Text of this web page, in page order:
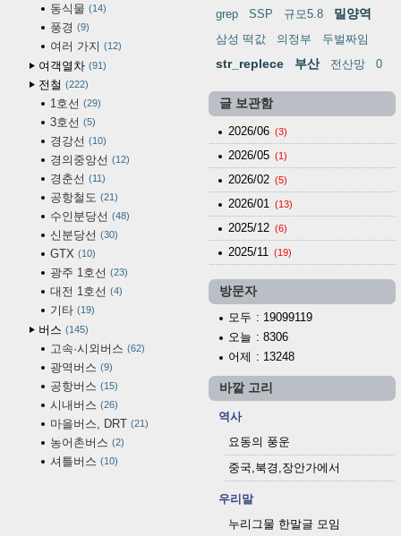
동식물 14
풍경 9
여러 가지 12
여객열차 91
전철 222
1호선 29
3호선 5
경강선 10
경의중앙선 12
경춘선 11
공항철도 21
수인분당선 48
신분당선 30
GTX 10
광주 1호선 23
대전 1호선 4
기타 19
버스 145
고속·시외버스 62
광역버스 9
공항버스 15
시내버스 26
마을버스, DRT 21
농어촌버스 2
셔틀버스 10
grep SSP 규모5.8 밀양역
삼성 떡값 의정부 두벌짜임
str_replece 부산 전산망 0
글 보관함
2026/06 (3)
2026/05 (1)
2026/02 (5)
2026/01 (13)
2025/12 (6)
2025/11 (19)
방문자
모두 : 19099119
오늘 : 8306
어제 : 13248
바깥 고리
역사
요동의 풍운
중국,북경,장안가에서
우리말
누리그물 한말글 모임